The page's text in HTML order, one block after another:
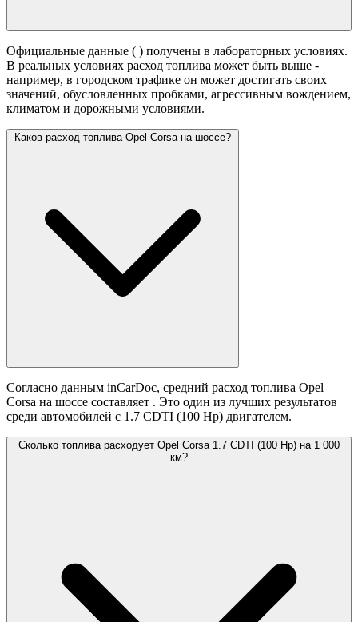
Официальные данные ( ) получены в лабораторных условиях.
В реальных условиях расход топлива может быть выше -
например, в городском трафике он может достигать своих
значений, обусловленных пробками, агрессивным вождением,
климатом и дорожными условиями.
Каков расход топлива Opel Corsa на шоссе?
Согласно данным inCarDoc, средний расход топлива Opel
Corsa на шоссе составляет . Это один из лучших результатов
среди автомобилей с 1.7 CDTI (100 Hp) двигателем.
Сколько топлива расходует Opel Corsa 1.7 CDTI (100 Hp) на 1 000
км?